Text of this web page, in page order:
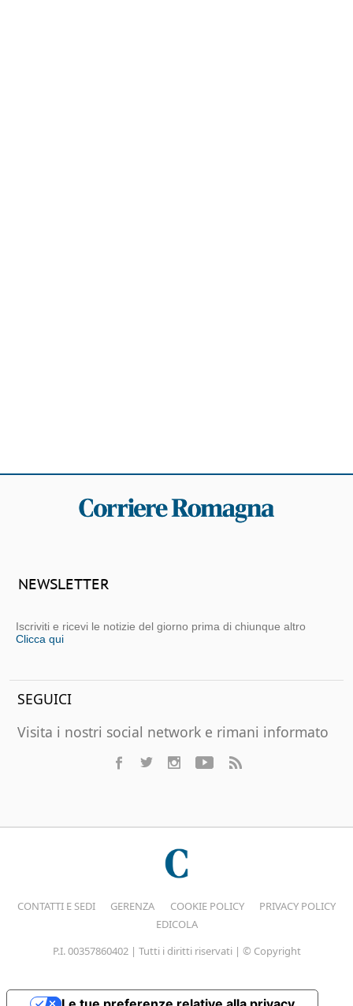
NEWSLETTER
Iscriviti e ricevi le notizie del giorno prima di chiunque altro
Clicca qui
SEGUICI
Visita i nostri social network e rimani informato
CONTATTI E SEDI GERENZA COOKIE POLICY
PRIVACY POLICY
EDICOLA
P.I. 00357860402 | Tutti i diritti riservati | © Copyright